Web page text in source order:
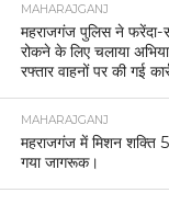
MAHARAJGANJ
महराजगंज पुलिस ने फरेंदा-
रोकने के लिए चलाया
रफ्तार वाहनों पर की गई
MAHARAJGANJ
महराजगंज में मिशन शक्ति
गया जागरूक।